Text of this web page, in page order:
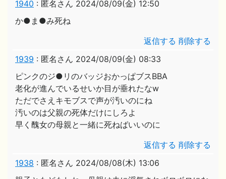
1940 : 匿名さん 2024/08/09(金) 12:50
か●ま●み死ね
返信する 削除する
1939 : 匿名さん 2024/08/09(金) 08:33
ピンクのジ●リのバッジおかっぱブスBBA
老化が進んでいるせいか目が垂れたなw
ただでさえキモブスで声が汚いのにね
汚いのは父親の死体だけにしろよ
早く醜女の母親と一緒に死ねばいいのに
返信する 削除する
1938 : 匿名さん 2024/08/08(木) 13:06